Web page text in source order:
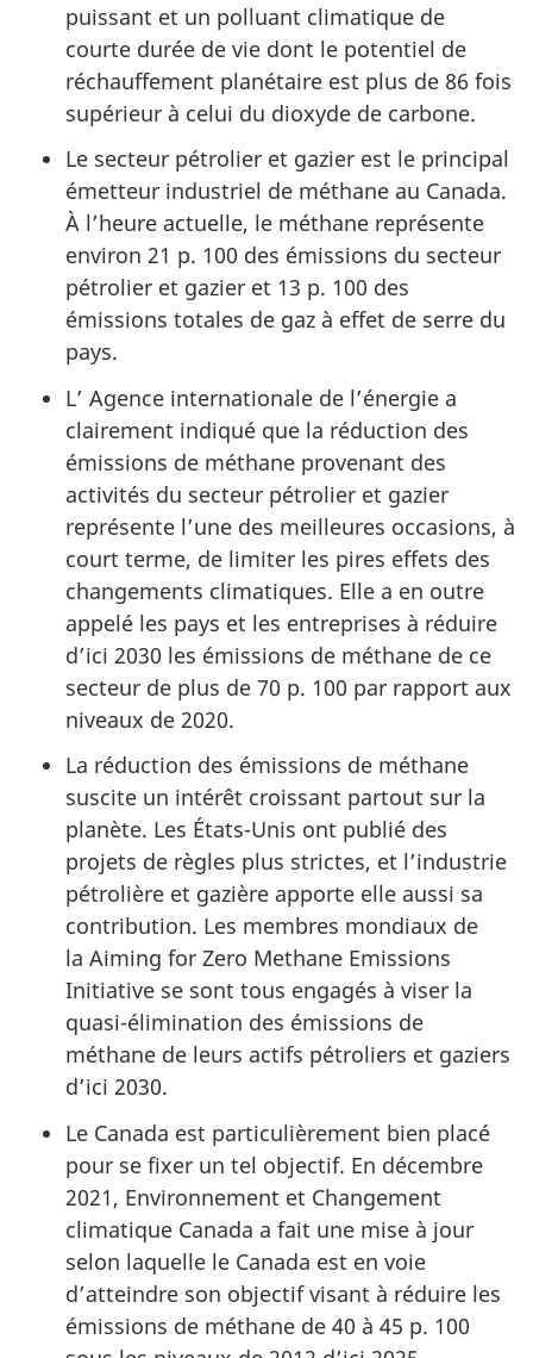
puissant et un polluant climatique de
courte durée de vie dont le potentiel de
réchauffement planétaire est plus de 86 fois
supérieur à celui du dioxyde de carbone.
Le secteur pétrolier et gazier est le principal
émetteur industriel de méthane au Canada.
À l’heure actuelle, le méthane représente
environ 21 p. 100 des émissions du secteur
pétrolier et gazier et 13 p. 100 des
émissions totales de gaz à effet de serre du
pays.
L’ Agence internationale de l’énergie a
clairement indiqué que la réduction des
émissions de méthane provenant des
activités du secteur pétrolier et gazier
représente l’une des meilleures occasions, à
court terme, de limiter les pires effets des
changements climatiques. Elle a en outre
appelé les pays et les entreprises à réduire
d’ici 2030 les émissions de méthane de ce
secteur de plus de 70 p. 100 par rapport aux
niveaux de 2020.
La réduction des émissions de méthane
suscite un intérêt croissant partout sur la
planète. Les États-Unis ont publié des
projets de règles plus strictes, et l’industrie
pétrolière et gazière apporte elle aussi sa
contribution. Les membres mondiaux de
la Aiming for Zero Methane Emissions
Initiative se sont tous engagés à viser la
quasi-élimination des émissions de
méthane de leurs actifs pétroliers et gaziers
d’ici 2030.
Le Canada est particulièrement bien placé
pour se fixer un tel objectif. En décembre
2021, Environnement et Changement
climatique Canada a fait une mise à jour
selon laquelle le Canada est en voie
d’atteindre son objectif visant à réduire les
émissions de méthane de 40 à 45 p. 100